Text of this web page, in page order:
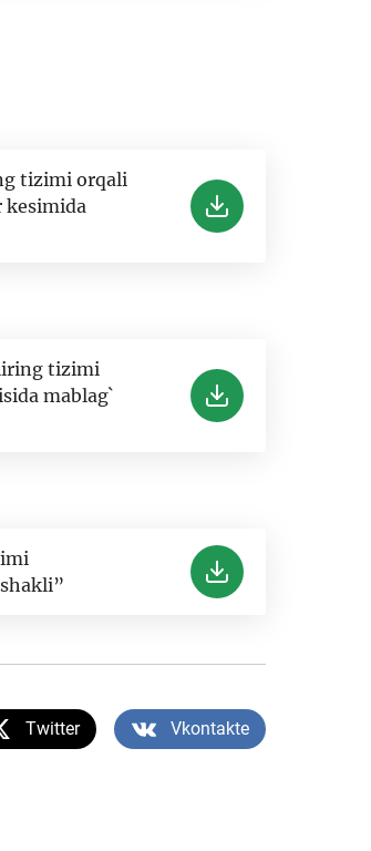
tizimi orqali
kesimida
tizimi
mablag`
Twitter Vkontakte